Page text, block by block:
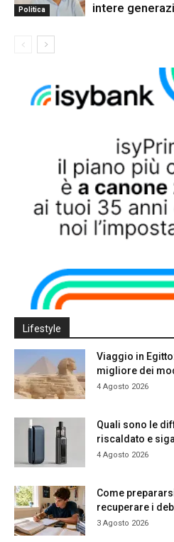
Politica
intere
Lifestyle
Viaggio in
migliore dei
4 Agosto 2026
Quali sono le
riscaldato e
4 Agosto 2026
Come
recuperare i
3 Agosto 2026